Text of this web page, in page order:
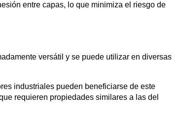
entre capas, lo que minimiza el riesgo de
versátil y se puede utilizar en diversas
industriales pueden beneficiarse de este
requieren propiedades similares a las del